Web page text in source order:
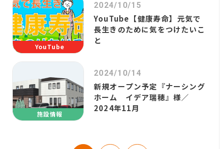
YouTube
2024/10/15
YouTube【健康寿命】元気で
長生きのために気をつけたいこ
と
施設情報
2024/10/14
新規オープン予定『ナーシング
ホーム イデア瑞穂』様／
2024年11月